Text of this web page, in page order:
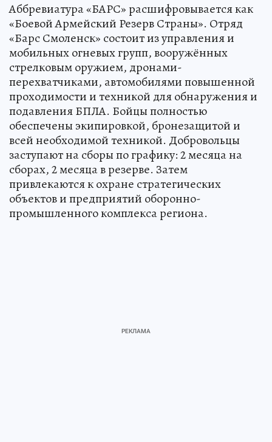
Аббревиатура «БАРС» расшифровывается как
«Боевой Армейский Резерв Страны». Отряд
«Барс Смоленск» состоит из управления и
мобильных огневых групп, вооружённых
стрелковым оружием, дронами-
перехватчиками, автомобилями повышенной
проходимости и техникой для обнаружения и
подавления БПЛА. Бойцы полностью
обеспечены экипировкой, бронезащитой и
всей необходимой техникой. Добровольцы
заступают на сборы по графику: 2 месяца на
сборах, 2 месяца в резерве. Затем
привлекаются к охране стратегических
объектов и предприятий оборонно-
промышленного комплекса региона.